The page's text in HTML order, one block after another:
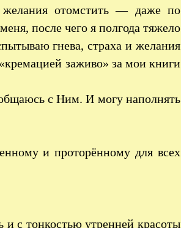
отомстить — даже по
после чего я полгода тяжело
гнева, страха и желания
заживо» за мои книги
общаюсь с Ним. И могу наполнять
и проторённому для всех
и с тонкостью утренней красоты